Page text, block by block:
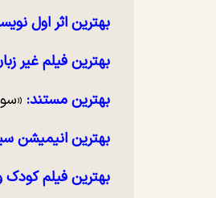
بهترین اثر اول
بهترین فیلم غیر
بهترین مستند:
بهترین انیمیشن
بهترین فیلم کودک